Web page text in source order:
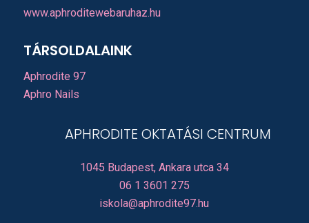
www.aphroditewebaruhaz.hu
TÁRSOLDALAINK
Aphrodite 97
Aphro Nails
APHRODITE OKTATÁSI CENTRUM
1045 Budapest, Ankara utca 34
06 1 3601 275
iskola@aphrodite97.hu